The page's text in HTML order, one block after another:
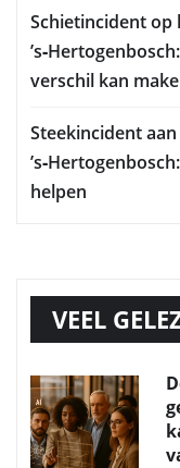
Schietincident op
verschil kan
Steekincident
helpen
VEEL